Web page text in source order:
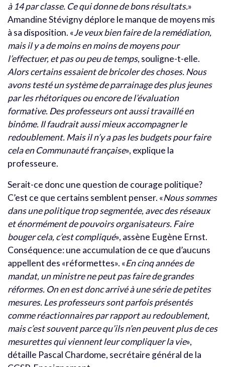
à 14 par classe. Ce qui donne de bons résultats.»
Amandine Stévigny déplore le manque de moyens mis
à sa disposition. «Je veux bien faire de la remédiation,
mais il y a de moins en moins de moyens pour
l’effectuer, et pas ou peu de temps, souligne-t-elle.
Alors certains essaient de bricoler des choses. Nous
avons testé un système de parrainage des plus jeunes
par les rhétoriques ou encore de l’évaluation
formative. Des professeurs ont aussi travaillé en
binôme. Il faudrait aussi mieux accompagner le
redoublement. Mais il n’y a pas les budgets pour faire
cela en Communauté française», explique la
professeure.
Serait-ce donc une question de courage politique?
C’est ce que certains semblent penser. «Nous sommes
dans une politique trop segmentée, avec des réseaux
et énormément de pouvoirs organisateurs. Faire
bouger cela, c’est compliqué», assène Eugène Ernst.
Conséquence: une accumulation de ce que d’aucuns
appellent des «réformettes». «En cinq années de
mandat, un ministre ne peut pas faire de grandes
réformes. On en est donc arrivé à une série de petites
mesures. Les professeurs sont parfois présentés
comme réactionnaires par rapport au redoublement,
mais c’est souvent parce qu’ils n’en peuvent plus de ces
mesurettes qui viennent leur compliquer la vie»,
détaille Pascal Chardome, secrétaire général de la